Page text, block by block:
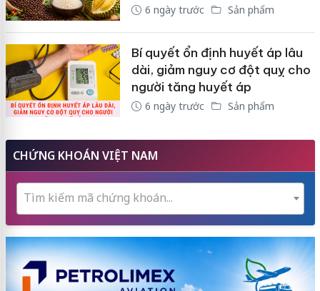
6 ngày trước Sản phẩm
Bí quyết ổn định huyết áp lâu
dài, giảm nguy cơ đột quỵ cho
người tăng huyết áp
6 ngày trước Sản phẩm
CHỨNG KHOÁN VIỆT NAM
Tìm kiếm mã chứng khoán...